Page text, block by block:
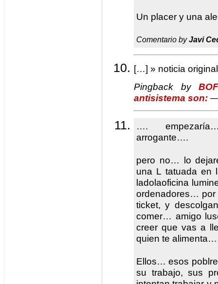
Un placer y una
Comentario byJavi
[…] » noticia
Pingback by
antisistema son: —
….
arrogante….
pero no… lo
una L tatuada en
ladolaoficina
ordenadores… por
ticket, y
comer… amigo
creer que vas a
quien te
Ellos… esos
su trabajo, sus